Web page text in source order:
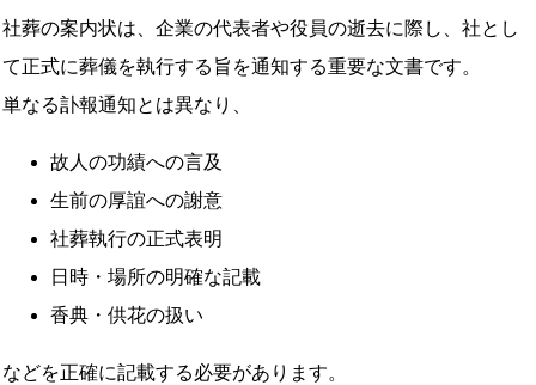
社葬の案内状は、企業の代表者や役員の逝去に際し、社とし
て正式に葬儀を執行する旨を通知する重要な文書です。
単なる訃報通知とは異なり、
故人の功績への言及
生前の厚誼への謝意
社葬執行の正式表明
日時・場所の明確な記載
香典・供花の扱い
などを正確に記載する必要があります。